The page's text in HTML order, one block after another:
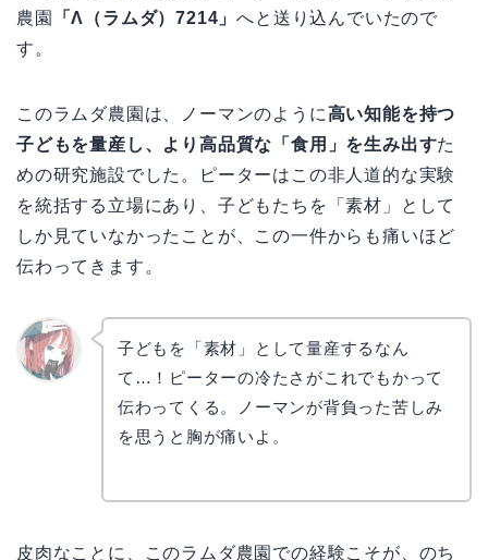
農園
「Λ（ラムダ）7214」へと送り込んでいたので
す。
このラムダ農園は、ノーマンのように高い知能を持つ
子どもを量産し、より高品質な「食用」を生み出すた
めの研究施設でした。ピーターはこの非人道的な実験
を統括する立場にあり、子どもたちを「素材」として
しか見ていなかったことが、この一件からも痛いほど
伝わってきます。
子どもを「素材」として量産するなん
て…！ピーターの冷たさがこれでもかって
伝わってくる。ノーマンが背負った苦しみ
を思うと胸が痛いよ。
皮肉なことに、このラムダ農園での経験こそが、のち